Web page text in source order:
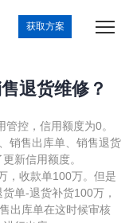
获取方案
退货维修？
控，信用额度为0。
销售出库单、销售退货
新信用额度。
，收款单100万。但是
单-退货补货100万，
出库单在这时候审核